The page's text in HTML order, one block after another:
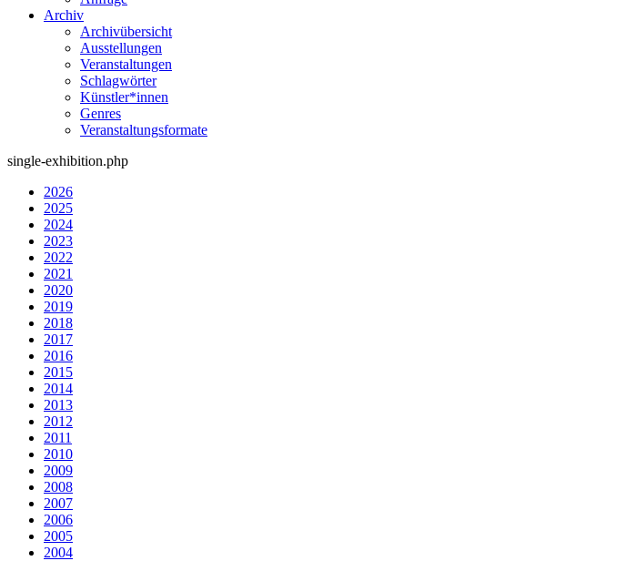
Archiv
Archivübersicht
Ausstellungen
Veranstaltungen
Schlagwörter
Künstler*innen
Genres
Veranstaltungsformate
single-exhibition.php
2026
2025
2024
2023
2022
2021
2020
2019
2018
2017
2016
2015
2014
2013
2012
2011
2010
2009
2008
2007
2006
2005
2004